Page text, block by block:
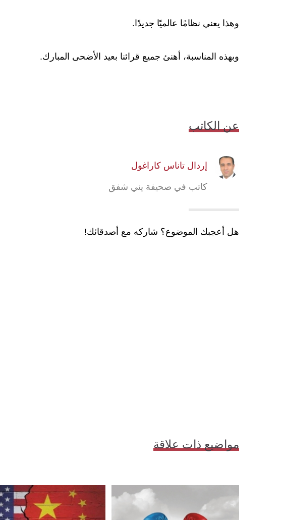
وهذا يعني نظامًا عالميًا جديدًا.
وبهذه المناسبة، أهنئ جميع قرائنا بعيد الأضحى المبارك.
عن الكاتب
إردال تاناس كاراغول
كاتب في صحيفة يني شفق
هل أعجبك الموضوع؟ شاركه مع أصدقائك!
مواضيع ذات علاقة